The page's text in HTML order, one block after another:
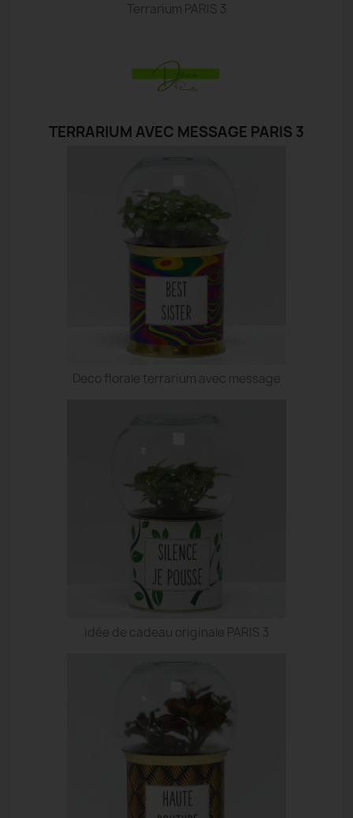
Terrarium PARIS 3
TERRARIUM AVEC MESSAGE PARIS 3
Deco florale terrarium avec message
idée de cadeau originale PARIS 3